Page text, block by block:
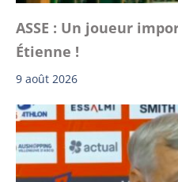
ASSE : Un joueur
Étienne !
9 août 2026